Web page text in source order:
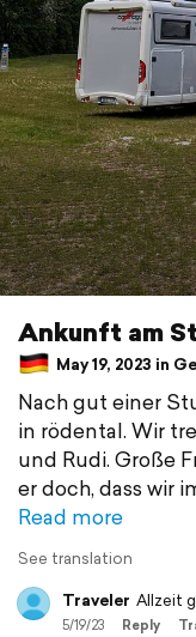
Ankunft am
May 19, 2023 in
Nach gut einer
in rödental. Wir
und Rudi. Große
er doch, dass wir
Read more
See translation
Traveler Allzeit
5/19/23 Reply